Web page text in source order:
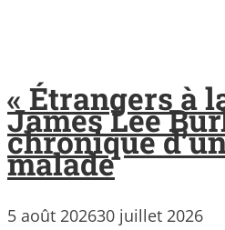
« Étrangers à
James Lee
chronique
malade
5 août 202630 juillet 2026